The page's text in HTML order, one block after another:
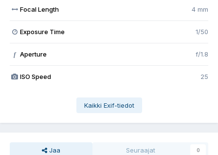
Focal Length 4 mm
Exposure Time 1/50
f Aperture f/1.8
ISO Speed 25
Kaikki Exif-tiedot
Jaa Seuraajat 0